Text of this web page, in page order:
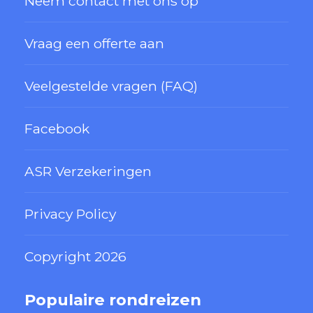
Vraag een offerte aan
Veelgestelde vragen (FAQ)
Facebook
ASR Verzekeringen
Privacy Policy
Copyright 2026
Populaire rondreizen